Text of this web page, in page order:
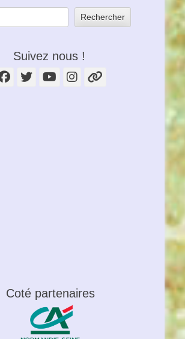
Rechercher
Suivez nous !
Facebook
Twitter
YouTube
Instagram
Coté partenaires